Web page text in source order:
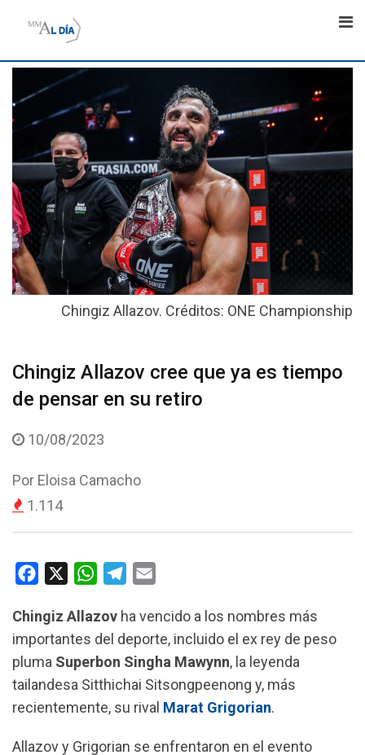
Chingiz Allazov. Créditos: ONE Championship
Chingiz Allazov cree que ya es tiempo
de pensar en su retiro
10/08/2023
Por Eloisa Camacho
1.114
c
e
b
o
o
W
a
t
s
A
p
l
e
g
r
a
a
i
l
Chingiz Allazov ha vencido a los nombres más
importantes del deporte, incluido el ex rey de peso
pluma Superbon Singha Mawynn, la leyenda
tailandesa Sitthichai Sitsongpeenong y, más
recientemente, su rival Marat Grigorian.
Allazov y Grigorian se enfrentaron en el evento